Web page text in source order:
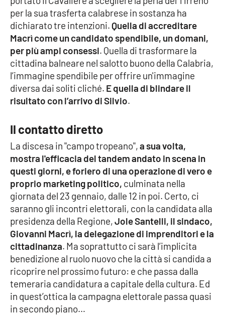
EDIZIONI
LOCALI
Catanzaro
Crotone
Reggio Calabria
Cosenza
Lamezia Terme
PROGETTI
SPECIALI
Buona Sanità Calabria
LA
CALABRIAVISIONE
Destinazioni
per la sua trasferta calabrese in sostanza ha
dichiarato tre intenzioni.Quella di accreditare
Macrì come un candidato spendibile, un domani,
per più ampi consessi. Quella di trasformare la
cittadina balneare nel salotto buono della Calabria,
l’immagine spendibile per offrire un'immagine
diversa dai soliti cliché. E quella di blindare il
risultato con l’arrivo di Silvio.
Il contatto diretto
La discesa in "campo tropeano",a sua volta,
mostra l'efficacia del tandem andato in scena in
questi giorni, e foriero di una operazione di vero e
proprio marketing politico, culminata nella
giornata del 23 gennaio, dalle 12 in poi. Certo, ci
saranno gli incontri elettorali, con la candidata alla
presidenza della Regione,Jole Santelli, il sindaco,
Giovanni Macrì, la delegazione di imprenditori e la
cittadinanza. Ma soprattutto ci sarà l’implicita
benedizione al ruolo nuovo che la città si candida a
ricoprire nel prossimo futuro: e che passa dalla
temeraria candidatura a capitale della cultura. Ed
in quest’ottica la campagna elettorale passa quasi
in secondo piano…